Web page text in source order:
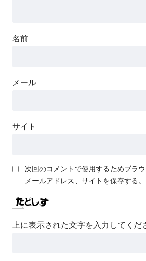
名前
メール
サイト
次回のコメントで使用するためブラウ
メールアドレス、サイトを保存する。
上に表示された文字を入力してくだ